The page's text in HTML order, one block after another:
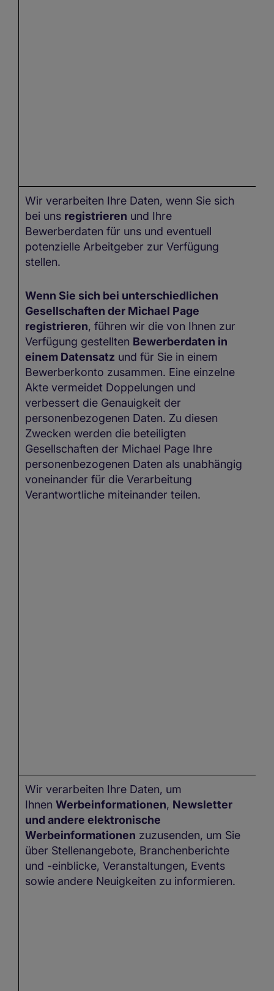
Wir verarbeiten Ihre Daten, wenn Sie sich
bei uns registrieren und Ihre
Bewerberdaten für uns und eventuell
potenzielle Arbeitgeber zur Verfügung
stellen.
Wenn Sie sich bei unterschiedlichen
Gesellschaften der Michael Page
registrieren, führen wir die von Ihnen zur
Verfügung gestellten Bewerberdaten in
einem Datensatz und für Sie in einem
Bewerberkonto zusammen. Eine einzelne
Akte vermeidet Doppelungen und
verbessert die Genauigkeit der
personenbezogenen Daten. Zu diesen
Zwecken werden die beteiligten
Gesellschaften der Michael Page Ihre
personenbezogenen Daten als unabhängig
voneinander für die Verarbeitung
Verantwortliche miteinander teilen.
Wir verarbeiten Ihre Daten, um
Ihnen Werbeinformationen, Newsletter
und andere elektronische
Werbeinformationen zuzusenden, um Sie
über Stellenangebote, Branchenberichte
und -einblicke, Veranstaltungen, Events
sowie andere Neuigkeiten zu informieren.